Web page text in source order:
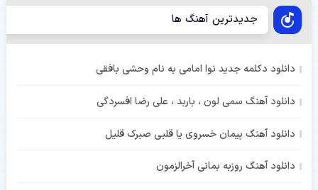
جدیدترین آهنگ ها
دانلود دکلمه جدید نوا امامی به نام وحشی بافقی
دانلود آهنگ سمی لون ، باربد ، علی رضا افسردگی
دانلود آهنگ پیمان خسروی یا قلبی صبرک قلیل
دانلود آهنگ روزبه بمانی آخرالزمون